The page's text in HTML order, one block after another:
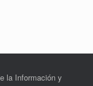
la Información y